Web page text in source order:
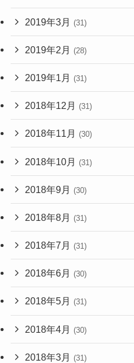
2019年3月 (31)
2019年2月 (28)
2019年1月 (31)
2018年12月 (31)
2018年11月 (30)
2018年10月 (31)
2018年9月 (30)
2018年8月 (31)
2018年7月 (31)
2018年6月 (30)
2018年5月 (31)
2018年4月 (30)
2018年3月 (31)